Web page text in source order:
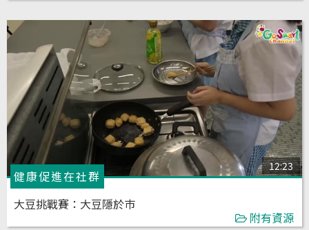
12:23
健康促進在社群
大豆挑戰賽：大豆隱於巿
附有資源